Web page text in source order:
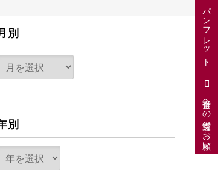
パンフレット
寄付金への支援のお願い
別
別